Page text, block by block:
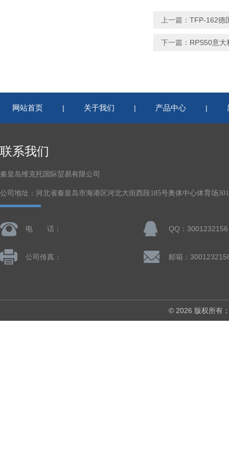
上一篇： TFP-162德
下一篇： RPS50意
网站首页 | 关于我们 | 产品中心 |
联系我们
秦皇岛维克托国际贸易有限公司
公司地址：河北省秦皇岛市海港区河北大街西段185号奥体中心体育场
电 话： QQ：3001232156
公司传真： 邮箱：
© 2026 版权所有